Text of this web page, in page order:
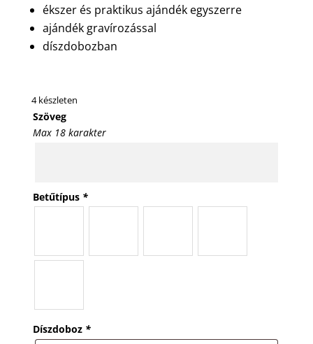
ékszer és praktikus ajándék egyszerre
ajándék gravírozással
díszdobozban
4 készleten
Szöveg
Max 18 karakter
Betűtípus *
Díszdoboz *